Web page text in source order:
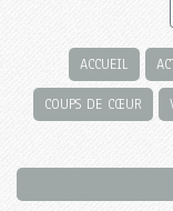
ACCUEIL
COUPS DE CŒUR